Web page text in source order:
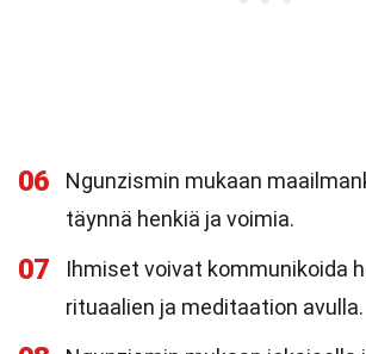
06
Ngunzismin mukaan
täynnä henkiä ja voimia.
07
Ihmiset voivat kommunikoida
rituaalien ja meditaation avulla.